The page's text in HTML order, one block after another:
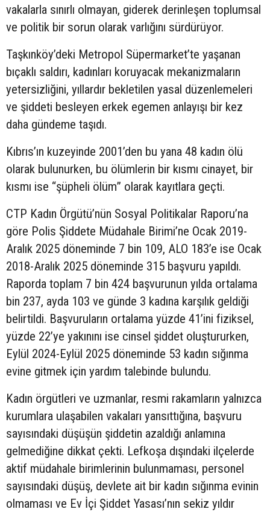
vakalarla sınırlı olmayan, giderek derinleşen toplumsal
ve politik bir sorun olarak varlığını sürdürüyor.
Taşkınköy’deki Metropol Süpermarket’te yaşanan
bıçaklı saldırı, kadınları koruyacak mekanizmaların
yetersizliğini, yıllardır bekletilen yasal düzenlemeleri
ve şiddeti besleyen erkek egemen anlayışı bir kez
daha gündeme taşıdı.
Kıbrıs’ın kuzeyinde 2001’den bu yana 48 kadın ölü
olarak bulunurken, bu ölümlerin bir kısmı cinayet, bir
kısmı ise “şüpheli ölüm” olarak kayıtlara geçti.
CTP Kadın Örgütü’nün Sosyal Politikalar Raporu’na
göre Polis Şiddete Müdahale Birimi’ne Ocak 2019-
Aralık 2025 döneminde 7 bin 109, ALO 183’e ise Ocak
2018-Aralık 2025 döneminde 315 başvuru yapıldı.
Raporda toplam 7 bin 424 başvurunun yılda ortalama
bin 237, ayda 103 ve günde 3 kadına karşılık geldiği
belirtildi. Başvuruların ortalama yüzde 41’ini fiziksel,
yüzde 22’ye yakınını ise cinsel şiddet oluştururken,
Eylül 2024-Eylül 2025 döneminde 53 kadın sığınma
evine gitmek için yardım talebinde bulundu.
Kadın örgütleri ve uzmanlar, resmi rakamların yalnızca
kurumlara ulaşabilen vakaları yansıttığına, başvuru
sayısındaki düşüşün şiddetin azaldığı anlamına
gelmediğine dikkat çekti. Lefkoşa dışındaki ilçelerde
aktif müdahale birimlerinin bulunmaması, personel
sayısındaki düşüş, devlete ait bir kadın sığınma evinin
olmaması ve Ev İçi Şiddet Yasası’nın sekiz yıldır